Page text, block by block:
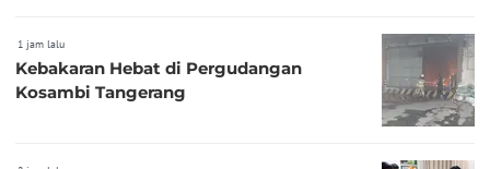
1 jam lalu
Kebakaran Hebat di Pergudangan
Kosambi Tangerang